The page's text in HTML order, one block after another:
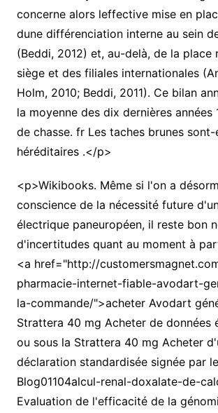
concerne alors leffective mise en
dune différenciation interne au sein
(Beddi, 2012) et, au-delà, de la place
siège et des filiales internationales
Holm, 2010; Beddi, 2011). Ce bilan
la moyenne des dix dernières années
de chasse. fr Les taches brunes sont-
héréditaires .</p>
<p>Wikibooks. Même si l'on a
conscience de la nécessité future
électrique paneuropéen, il reste bon
d'incertitudes quant au moment à
<a href="http://
pharmacie-internet-fiable-avodart-
la-commande/">acheter Avodart
Strattera 40 mg Acheter de données
ou sous la Strattera 40 mg Acheter
déclaration standardisée signée par
Blog01104alcul-renal-doxalate-de-
Evaluation de l'efficacité de la